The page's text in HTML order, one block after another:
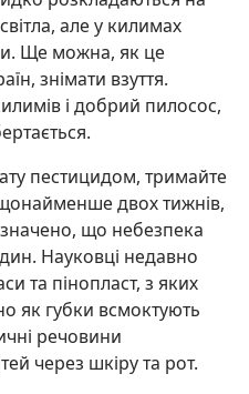
але у килимах
Ще можна, як це
знімати взуття.
і добрий пилосос,
пестицидом, тримайте
двох тижнів,
що небезпека
Науковці недавно
та пінопласт, з яких
як губки всмоктують
речовини
через шкіру та рот.